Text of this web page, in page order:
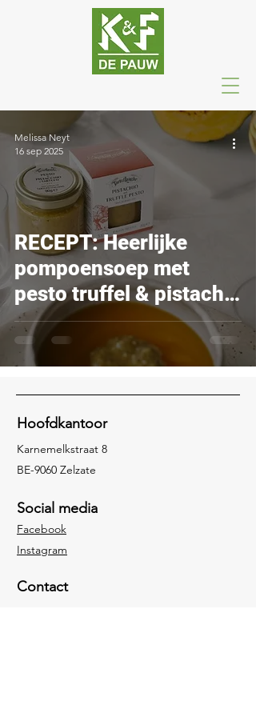
RECEPT: Heerlijke
pompoensoep met
pesto truffel & pistache
van Tartuflanghe
Melissa Neyt
16 sep 2025
Hoofdkantoor
Karnemelkstraat 8
BE-9060 Zelzate
Social media
Facebook
Instagram
Contact